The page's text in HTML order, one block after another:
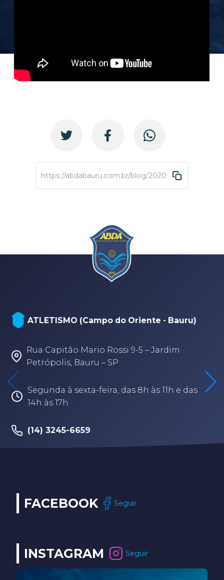
https://abdabauru.com.br/blog/2020/12/17/sea-
ATLETISMO (Campo do Oriente - Bauru)
Rua Capitão Mario Rossi 9-5 – Jardim
Petrópolis, Bauru – SP
Segunda à sexta-feira, das 8h às 11h e das
14h às 17h
(14) 3245-6659
FACEBOOK Seguir
INSTAGRAM Seguir